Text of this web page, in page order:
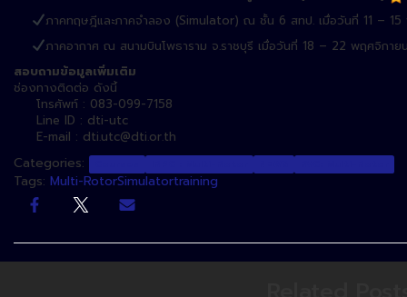
ภาคทฤษฎีและภาคจำลอง (Simulator) ณ ชั้น 6 สทป. เมื่อวันที่ 11 –
ภาคอากาศ ณ สนามบินโพธาราม จ.ราชบุรี เมื่อวันที่ 18 – 22 พฤศจิกาย
สอบถามข้อมูลเพิ่มเติม
ช่องทางติดต่อ ดังนี้
โทรศัพท์ : 083-099-7158
Line ID : dti-utc
E-mail : dti.utc@dti.or.th
Categories:
Tags: Multi-RotorSimulatortraining